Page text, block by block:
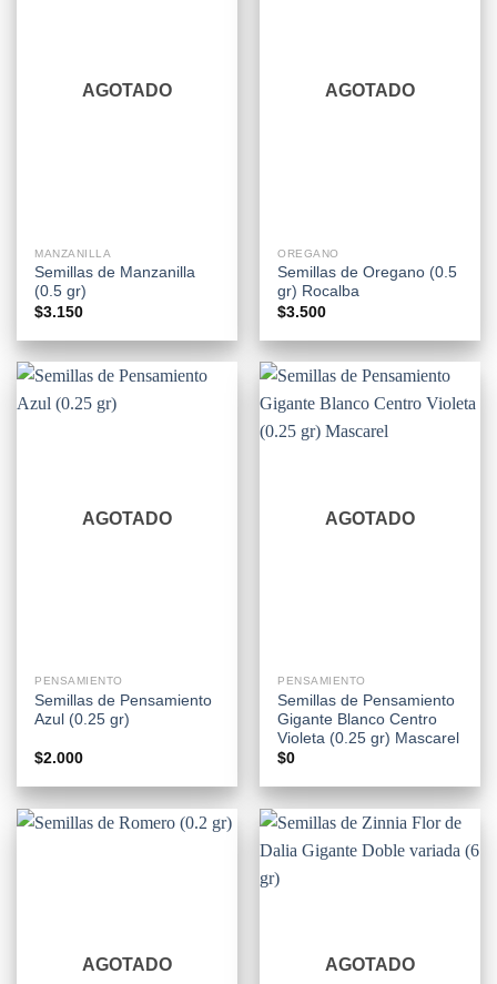
AGOTADO
MANZANILLA
Semillas de Manzanilla
(0.5 gr)
$3.150
AGOTADO
OREGANO
Semillas de Oregano (0.5
gr) Rocalba
$3.500
AGOTADO
PENSAMIENTO
Semillas de Pensamiento
Azul (0.25 gr)
$2.000
AGOTADO
PENSAMIENTO
Semillas de Pensamiento
Gigante Blanco Centro
Violeta (0.25 gr) Mascarel
$0
AGOTADO AGOTADO